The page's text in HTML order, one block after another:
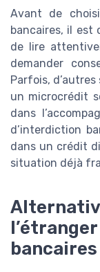
Avant de
bancaires, il est
de lire
demander
Parfois,
un microcrédit
dans
d’interdiction
dans un crédit
situation déjà
bancaires